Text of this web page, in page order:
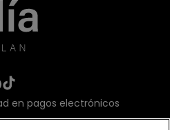
en pagos electrónicos